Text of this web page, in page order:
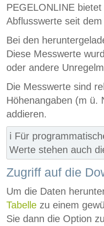
PEGELONLINE
Abflusswerte seit
Bei den
Diese Messwerte
oder andere
Die Messwerte sind
Höhenangaben (m ü.
addieren.
ℹ️ Für
Werte stehen auch
Zugriff auf die
Um die Daten
Tabelle zu einem
Sie dann die Option